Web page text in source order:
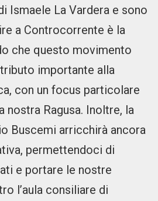
Ismaele La Vardera e sono
a Controcorrente è la
che questo movimento
importante alla
con un focus particolare
nostra Ragusa. Inoltre, la
Buscemi arricchirà ancora
permettendoci di
e portare le nostre
l’aula consiliare di